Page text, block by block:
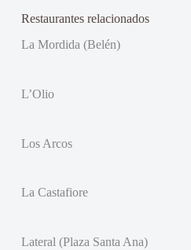
Restaurantes relacionados
La Mordida (Belén)
L’Olio
Los Arcos
La Castafiore
Lateral (Plaza Santa Ana)